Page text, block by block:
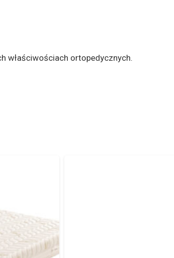
właściwościach ortopedycznych.